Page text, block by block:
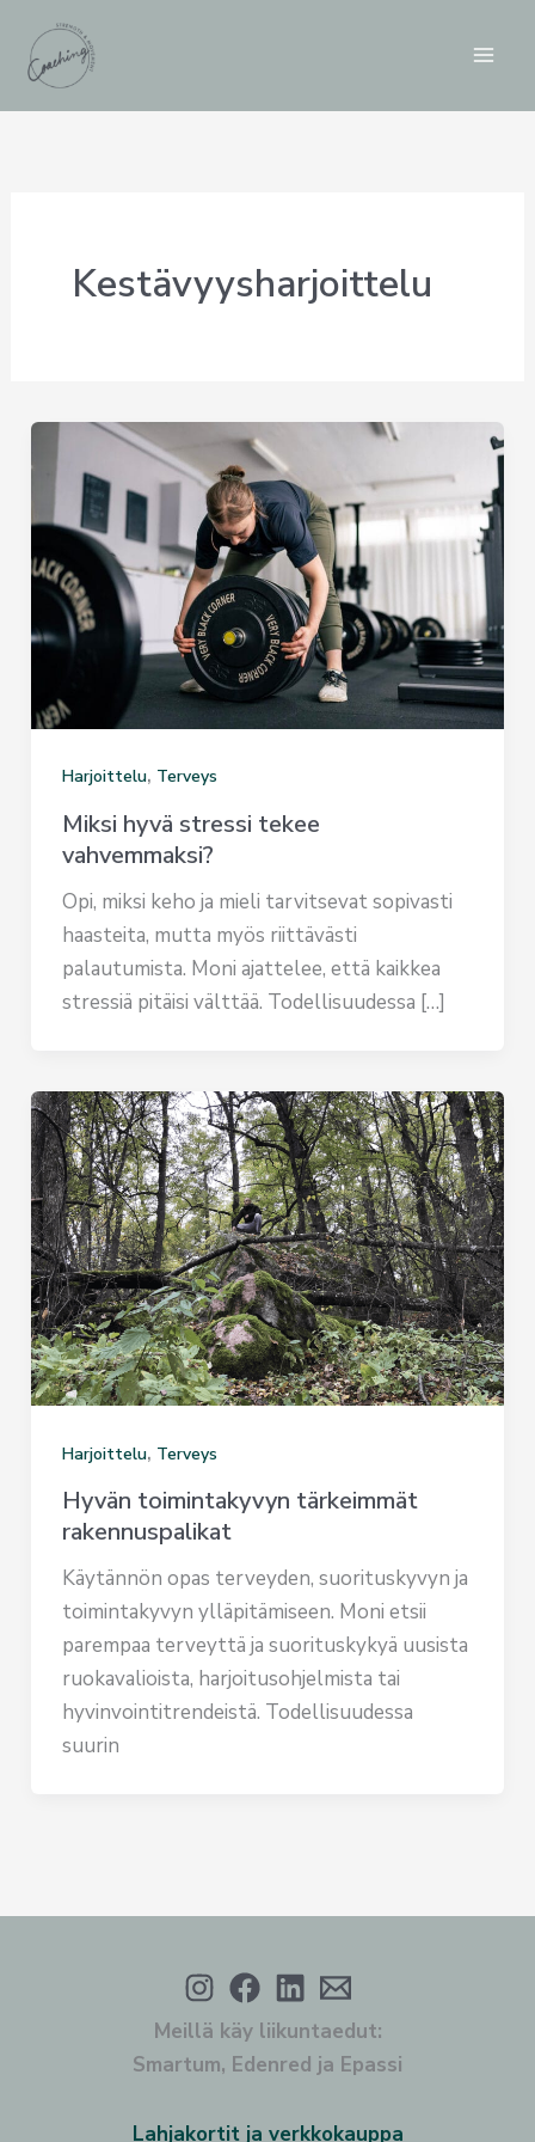
sisältöön
Kestävyysharjoittelu
Harjoittelu, Terveys
Miksi hyvä stressi tekee
vahvemmaksi?
Opi, miksi keho ja mieli tarvitsevat sopivasti
haasteita, mutta myös riittävästi
palautumista. Moni ajattelee, että kaikkea
stressiä pitäisi välttää. Todellisuudessa […]
Harjoittelu, Terveys
Hyvän toimintakyvyn tärkeimmät
rakennuspalikat
Käytännön opas terveyden, suorituskyvyn ja
toimintakyvyn ylläpitämiseen. Moni etsii
parempaa terveyttä ja suorituskykyä uusista
ruokavalioista, harjoitusohjelmista tai
hyvinvointitrendeistä. Todellisuudessa
suurin
Meillä käy liikuntaedut:
Smartum, Edenred ja Epassi
Lahjakortit ja verkkokauppa